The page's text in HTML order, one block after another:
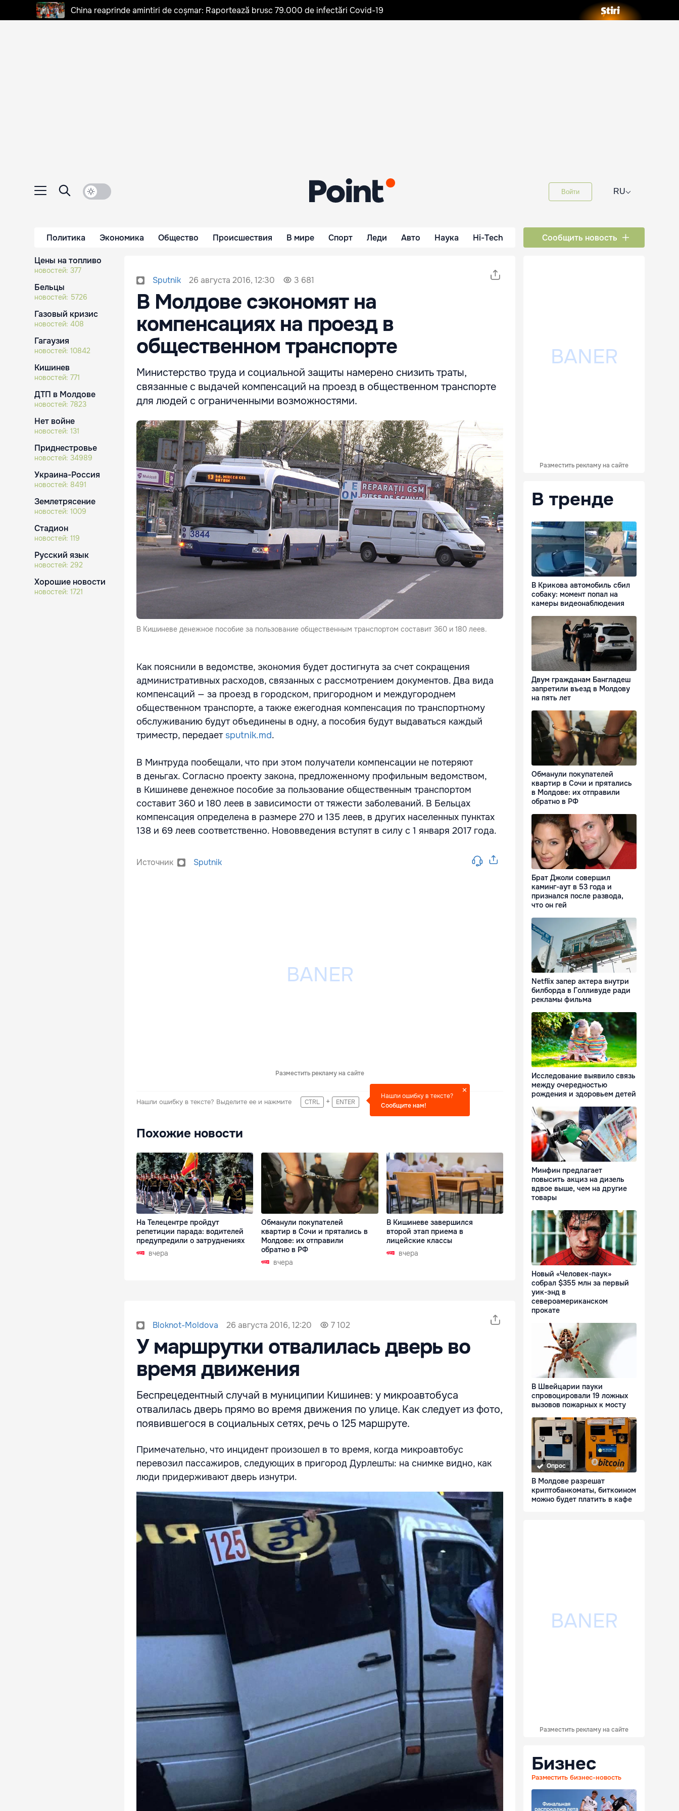
China reaprinde amintiri de coșmar: Raportează brusc 79.000 de infectări Covid-19
Войти RU⌵
Политика Экономика Общество Происшествия В мире Спорт Леди Авто Наука Hi-Tech Сообщить новость
Цены на топливо
новостей: 377
Бельцы
новостей: 5726
Газовый кризис
новостей: 408
Гагаузия
новостей: 10842
Кишинев
новостей: 771
ДТП в Молдове
новостей: 7823
Нет войне
новостей: 131
Приднестровье
новостей: 34989
Украина-Россия
новостей: 8491
Землетрясение
новостей: 1009
Стадион
новостей: 119
Русский язык
новостей: 292
Хорошие новости
новостей: 1721
Sputnik 26 августа 2016, 12:30 3 681
В Молдове сэкономят на
компенсациях на проезд в
общественном транспорте
Министерство труда и социальной защиты намерено снизить траты,
связанные с выдачей компенсаций на проезд в общественном транспорте
для людей с ограниченными возможностями.
В Кишиневе денежное пособие за пользование общественным транспортом составит 360 и 180 леев.
Как пояснили в ведомстве, экономия будет достигнута за счет сокращения
административных расходов, связанных с рассмотрением документов. Два вида
компенсаций — за проезд в городском, пригородном и междугороднем
общественном транспорте, а также ежегодная компенсация по транспортному
обслуживанию будут объединены в одну, а пособия будут выдаваться каждый
триместр, передаетsputnik.md.
В Минтруда пообещали, что при этом получатели компенсации не потеряют
в деньгах. Согласно проекту закона, предложенному профильным ведомством,
в Кишиневе денежное пособие за пользование общественным транспортом
составит 360 и 180 леев в зависимости от тяжести заболеваний. В Бельцах
компенсация определена в размере 270 и 135 леев, в других населенных пунктах
138 и 69 леев соответственно. Нововведения вступят в силу с 1 января 2017 года.
Источник Sputnik
Разместить рекламу на сайте
Нашли ошибку в тексте? Выделите ее и нажмите CTRL + ENTER
Нашли ошибку в тексте?
Сообщите нам!
Похожие новости
На Телецентре пройдут
репетиции парада: водителей
предупредили о затруднениях
вчера
Обманули покупателей
квартир в Сочи и прятались в
Молдове: их отправили
обратно в РФ
вчера
В Кишиневе завершился
второй этап приема в
лицейские классы
вчера
Bloknot-Moldova 26 августа 2016, 12:20 7 102
У маршрутки отвалилась дверь во
время движения
Беспрецедентный случай в муниципии Кишинев: у микроавтобуса
отвалилась дверь прямо во время движения по улице. Как следует из фото,
появившегося в социальных сетях, речь о 125 маршруте.
Примечательно, что инцидент произошел в то время, когда микроавтобус
перевозил пассажиров, следующих в пригород Дурлешты: на снимке видно, как
люди придерживают дверь изнутри.
Разместить рекламу на сайте
В тренде
В Крикова автомобиль сбил
собаку: момент попал на
камеры видеонаблюдения
Двум гражданам Бангладеш
запретили въезд в Молдову
на пять лет
Обманули покупателей
квартир в Сочи и прятались
в Молдове: их отправили
обратно в РФ
Брат Джоли совершил
каминг-аут в 53 года и
признался после развода,
что он гей
Netflix запер актера внутри
билборда в Голливуде ради
рекламы фильма
Исследование выявило связь
между очередностью
рождения и здоровьем детей
Минфин предлагает
повысить акциз на дизель
вдвое выше, чем на другие
товары
Новый «Человек-паук»
собрал $355 млн за первый
уик-энд в
североамериканском
прокате
В Швейцарии пауки
спровоцировали 19 ложных
вызовов пожарных к мосту
Опрос
В Молдове разрешат
криптобанкоматы, биткоином
можно будет платить в кафе
Разместить рекламу на сайте
Бизнес
Разместить бизнес-новость